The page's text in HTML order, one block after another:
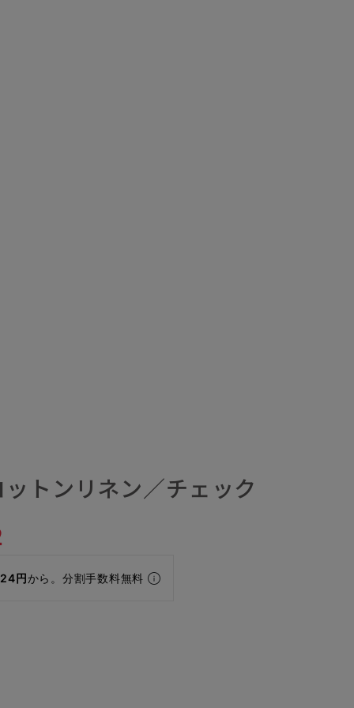
トンリネン／チェック
円から。分割手数料無料